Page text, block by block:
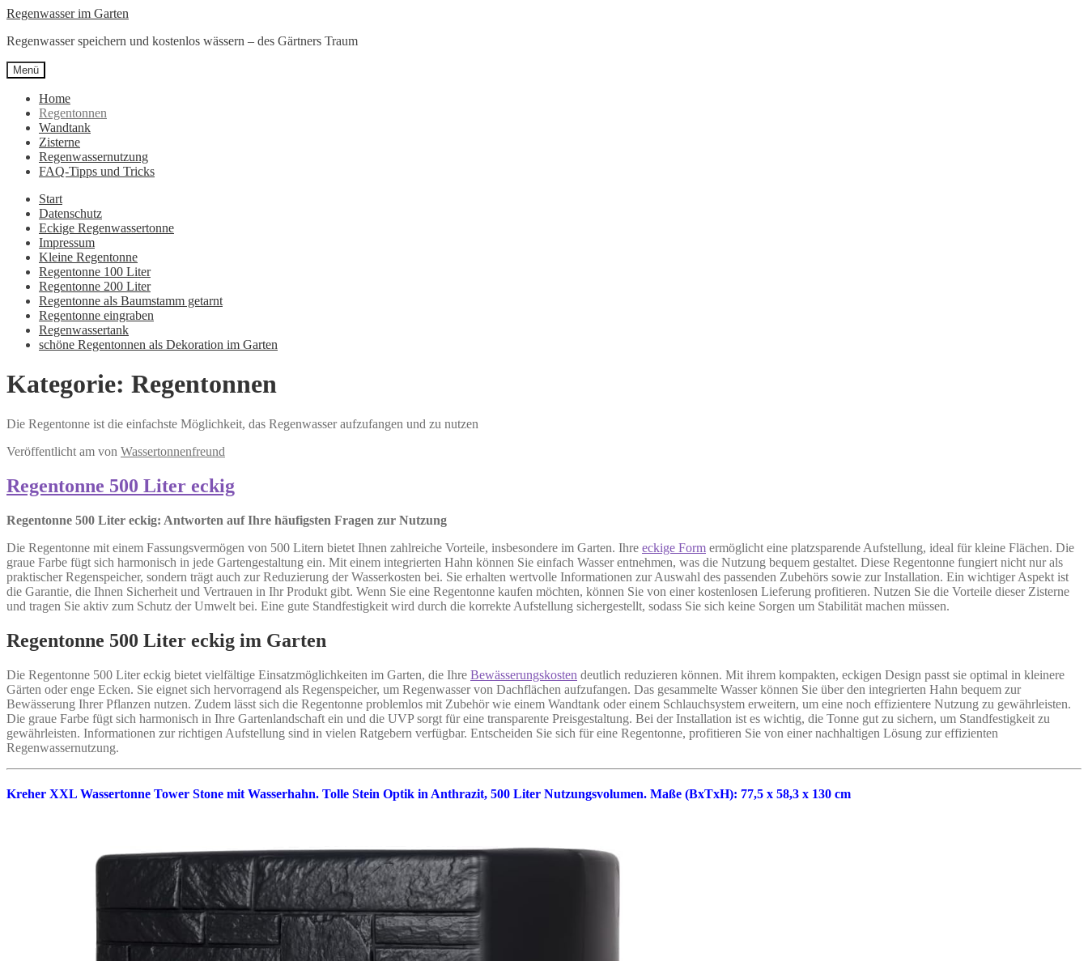
Zur
springen
Zum
springen
Regenwasser im Garten
Regenwasser speichern und kostenlos wässern – des Gärtners Traum
Menü
Home
Regentonnen
Wandtank
Zisterne
Regenwassernutzung
FAQ-Tipps und Tricks
Start
Datenschutz
Eckige Regenwassertonne
Impressum
Kleine Regentonne
Regentonne 100 Liter
Regentonne 200 Liter
Regentonne als Baumstamm getarnt
Regentonne eingraben
Regenwassertank
schöne Regentonnen als Dekoration im Garten
Kategorie: Regentonnen
Die Regentonne ist die einfachste Möglichkeit, das Regenwasser aufzufangen und zu nutzen
Veröffentlicht am von Wassertonnenfreund
Regentonne 500 Liter eckig
Regentonne 500 Liter eckig: Antworten auf Ihre häufigsten Fragen zur Nutzung
Die Regentonne mit einem Fassungsvermögen von 500 Litern bietet Ihnen zahlreiche Vorteile, insbesondere im Garten. Ihre eckige Form ermöglicht eine platzsparende Aufstellung, ideal für kleine Flächen. Die
graue Farbe fügt sich harmonisch in jede Gartengestaltung ein. Mit einem integrierten Hahn können Sie einfach Wasser entnehmen, was die Nutzung bequem gestaltet. Diese Regentonne fungiert nicht nur als
praktischer Regenspeicher, sondern trägt auch zur Reduzierung der Wasserkosten bei. Sie erhalten wertvolle Informationen zur Auswahl des passenden Zubehörs sowie zur Installation. Ein wichtiger Aspekt ist
die Garantie, die Ihnen Sicherheit und Vertrauen in Ihr Produkt gibt. Wenn Sie eine Regentonne kaufen möchten, können Sie von einer kostenlosen Lieferung profitieren. Nutzen Sie die Vorteile dieser Zisterne
und tragen Sie aktiv zum Schutz der Umwelt bei. Eine gute Standfestigkeit wird durch die korrekte Aufstellung sichergestellt, sodass Sie sich keine Sorgen um Stabilität machen müssen.
Regentonne 500 Liter eckig im Garten
Die Regentonne 500 Liter eckig bietet vielfältige Einsatzmöglichkeiten im Garten, die Ihre Bewässerungskosten deutlich reduzieren können. Mit ihrem kompakten, eckigen Design passt sie optimal in kleinere
Gärten oder enge Ecken. Sie eignet sich hervorragend als Regenspeicher, um Regenwasser von Dachflächen aufzufangen. Das gesammelte Wasser können Sie über den integrierten Hahn bequem zur
Bewässerung Ihrer Pflanzen nutzen. Zudem lässt sich die Regentonne problemlos mit Zubehör wie einem Wandtank oder einem Schlauchsystem erweitern, um eine noch effizientere Nutzung zu gewährleisten.
Die graue Farbe fügt sich harmonisch in Ihre Gartenlandschaft ein und die UVP sorgt für eine transparente Preisgestaltung. Bei der Installation ist es wichtig, die Tonne gut zu sichern, um Standfestigkeit zu
gewährleisten. Informationen zur richtigen Aufstellung sind in vielen Ratgebern verfügbar. Entscheiden Sie sich für eine Regentonne, profitieren Sie von einer nachhaltigen Lösung zur effizienten
Regenwassernutzung.
Kreher XXL Wassertonne Tower Stone mit Wasserhahn. Tolle Stein Optik in Anthrazit, 500 Liter Nutzungsvolumen. Maße (BxTxH): 77,5 x 58,3 x 130 cm